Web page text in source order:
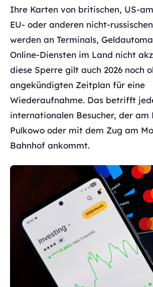
Ihre Karten von britischen, US-
EU- oder anderen nicht-
werden an Terminals,
Online-Diensten im Land nicht
diese Sperre gilt auch 2026 noch
angekündigten Zeitplan für eine
Wiederaufnahme. Das betrifft
internationalen Besucher, der am
Pulkowo oder mit dem Zug am
Bahnhof ankommt.